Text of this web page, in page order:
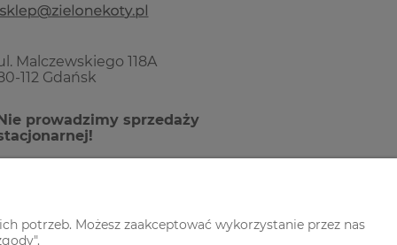
Malczewskiego 118A
112 Gdańsk
prowadzimy sprzedaży
potrzeb. Możesz zaakceptować wykorzystanie przez nas